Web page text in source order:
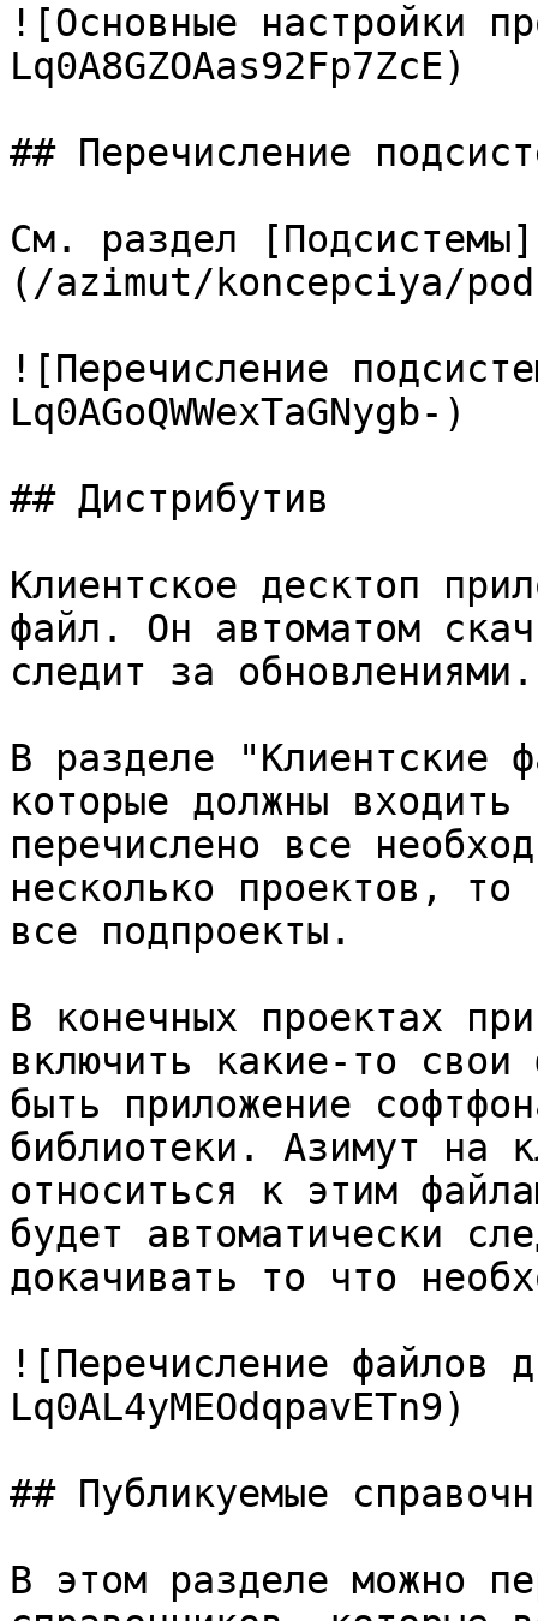
![Основные настройки
Lq0A8GZOAas92Fp7ZcE)
## Перечисление
См. раздел [Подсистемы]
(/azimut/koncepciya/
![Перечисление
Lq0AGoQWWexTaGNygb-)
## Дистрибутив
Клиентское десктоп
файл. Он автоматом
следит за обновлениями.
В разделе "Клиентские
которые должны
перечислено все
несколько проектов, то
все подпроекты.
В конечных проектах
включить какие-то
быть приложение
библиотеки. Азимут на
относиться к этим
будет автоматически
докачивать то что
![Перечисление
Lq0AL4yMEOdqpavETn9)
## Публикуемые
В этом разделе можно